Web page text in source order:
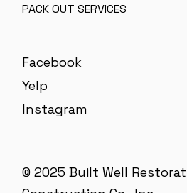
PACK OUT SERVICES
Facebook
Yelp
Instagram
© 2025 Built Well